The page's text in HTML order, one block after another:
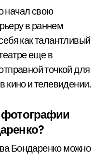
начал свою
в раннем
как талантливый
еще в
точкой для
кино и телевидении.
Бондаренко можно